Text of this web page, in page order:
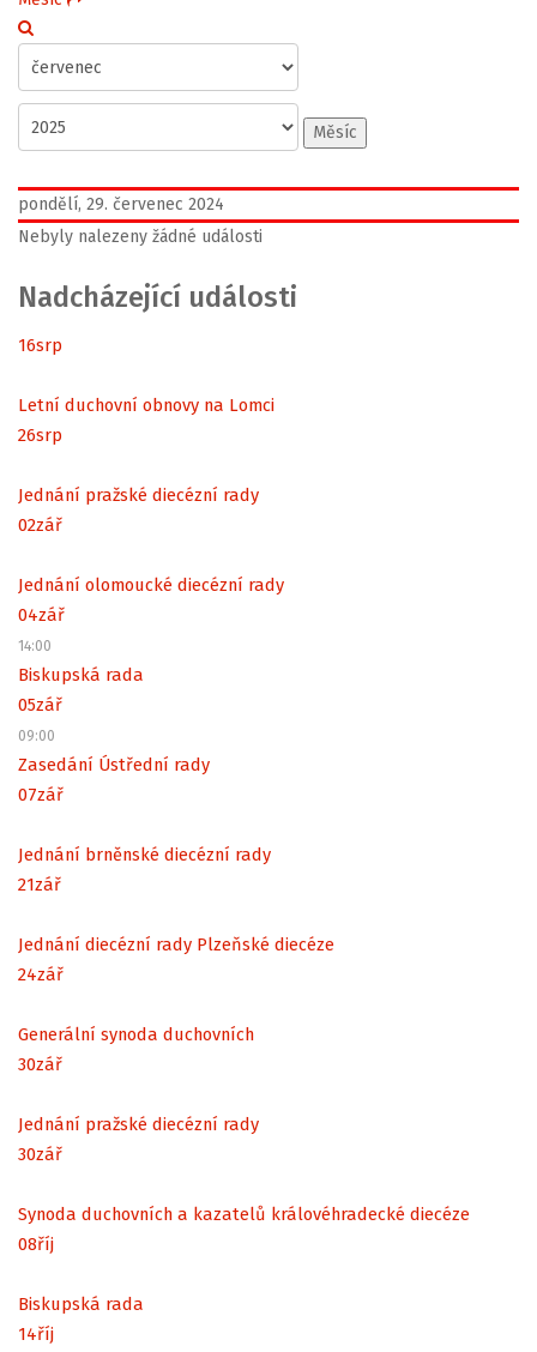
Měsíc
pondělí, 29. červenec 2024
Nebyly nalezeny žádné události
Nadcházející události
16srp
Letní duchovní obnovy na Lomci
26srp
Jednání pražské diecézní rady
02zář
Jednání olomoucké diecézní rady
04zář
14:00
Biskupská rada
05zář
09:00
Zasedání Ústřední rady
07zář
Jednání brněnské diecézní rady
21zář
Jednání diecézní rady Plzeňské diecéze
24zář
Generální synoda duchovních
30zář
Jednání pražské diecézní rady
30zář
Synoda duchovních a kazatelů královéhradecké diecéze
08říj
Biskupská rada
14říj